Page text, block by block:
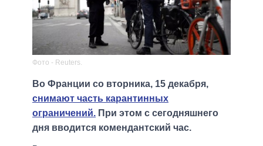
Фото - Reuters.
Во Франции со вторника, 15 декабря,
снимают часть карантинных
ограничений. При этом с сегодняшнего
дня вводится комендантский час.